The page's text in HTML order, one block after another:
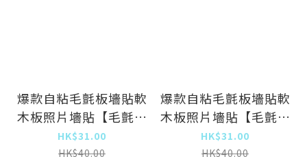
爆款自粘毛氈板墻貼軟
木板照片墻貼【毛氈六
邊形黑色】
HK$31.00
HK$40.00
爆款自粘毛氈板墻貼軟
木板照片墻貼【毛氈六
邊形白色】
HK$31.00
HK$40.00